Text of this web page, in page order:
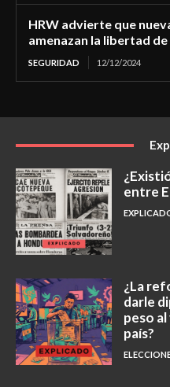
HRW advierte que
amenazan la libertad
SEGURIDAD 12/12/2024
entre
¿La
darle
peso
país?